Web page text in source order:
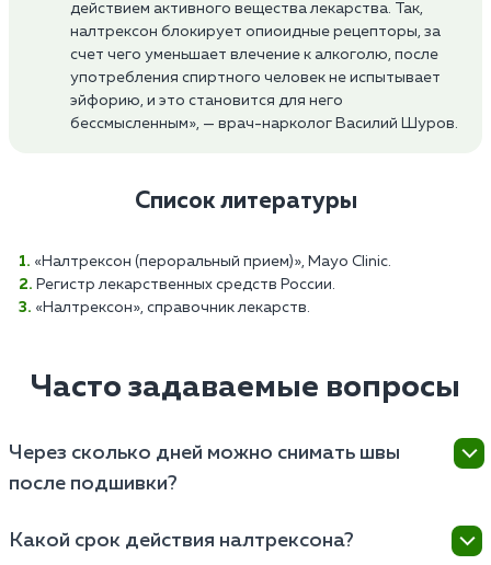
действием активного вещества лекарства. Так,
налтрексон блокирует опиоидные рецепторы, за
счет чего уменьшает влечение к алкоголю, после
употребления спиртного человек не испытывает
эйфорию, и это становится для него
бессмысленным», — врач-нарколог Василий Шуров.
Список литературы
«Налтрексон (пероральный прием)», Mayo Clinic.
Регистр лекарственных средств России.
«Налтрексон», справочник лекарств.
Часто задаваемые вопросы
Через сколько дней можно снимать швы
после подшивки?
можно снимать через 7–10 дней. Однако точное
Какой срок действия налтрексона?